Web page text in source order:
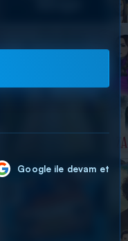
Google ile devam et